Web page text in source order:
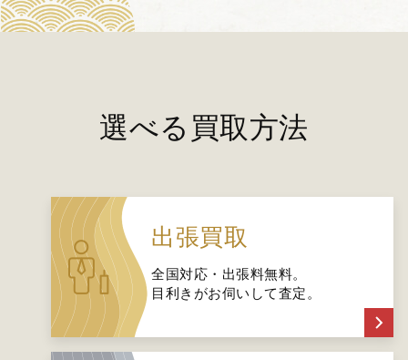
選べる買取方法
出張買取
全国対応・出張料無料。
目利きがお伺いして査定。